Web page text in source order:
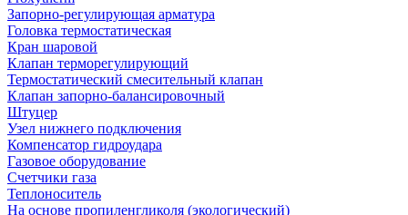
Запорно-регулирующая арматура
Головка термостатическая
Кран шаровой
Клапан терморегулирующий
Термостатический смесительный клапан
Клапан запорно-балансировочный
Штуцер
Узел нижнего подключения
Компенсатор гидроудара
Газовое оборудование
Счетчики газа
Теплоноситель
На основе пропиленгликоля (экологический)